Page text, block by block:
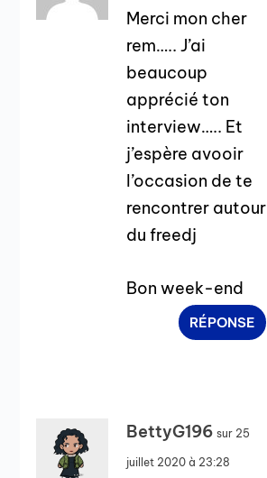
Merci mon cher
rem….. J’ai
beaucoup
apprécié ton
interview….. Et
j’espère avooir
l’occasion de te
rencontrer autour
du freedj
Bon week-end
RÉPONSE
BettyG196 sur 25
juillet 2020 à 23:28